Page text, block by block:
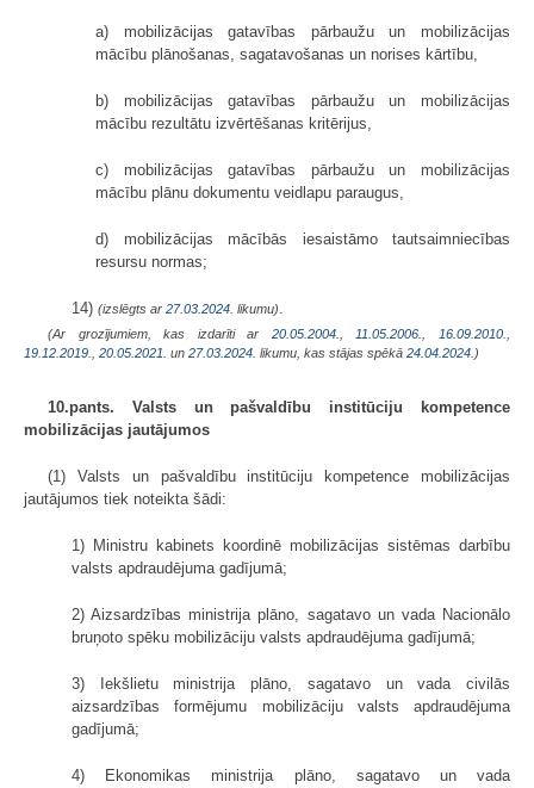
a) mobilizācijas gatavības pārbaužu un mobilizācijas
mācību plānošanas, sagatavošanas un norises kārtību,
b) mobilizācijas gatavības pārbaužu un mobilizācijas
mācību rezultātu izvērtēšanas kritērijus,
c) mobilizācijas gatavības pārbaužu un mobilizācijas
mācību plānu dokumentu veidlapu paraugus,
d) mobilizācijas mācībās iesaistāmo tautsaimniecības
resursu normas;
14) (izslēgts ar 27.03.2024. likumu).
(Ar grozījumiem, kas izdarīti ar 20.05.2004.,11.05.2006.,16.09.2010.,
19.12.2019., 20.05.2021. un 27.03.2024. likumu, kas stājas spēkā 24.04.2024.)
10.pants. Valsts un pašvaldību institūciju kompetence
mobilizācijas jautājumos
(1) Valsts un pašvaldību institūciju kompetence mobilizācijas
jautājumos tiek noteikta šādi:
1) Ministru kabinets koordinē mobilizācijas sistēmas darbību
valsts apdraudējuma gadījumā;
2) Aizsardzības ministrija plāno, sagatavo un vada Nacionālo
bruņoto spēku mobilizāciju valsts apdraudējuma gadījumā;
3) Iekšlietu ministrija plāno, sagatavo un vada civilās
aizsardzības formējumu mobilizāciju valsts apdraudējuma
gadījumā;
4) Ekonomikas ministrija plāno, sagatavo un vada